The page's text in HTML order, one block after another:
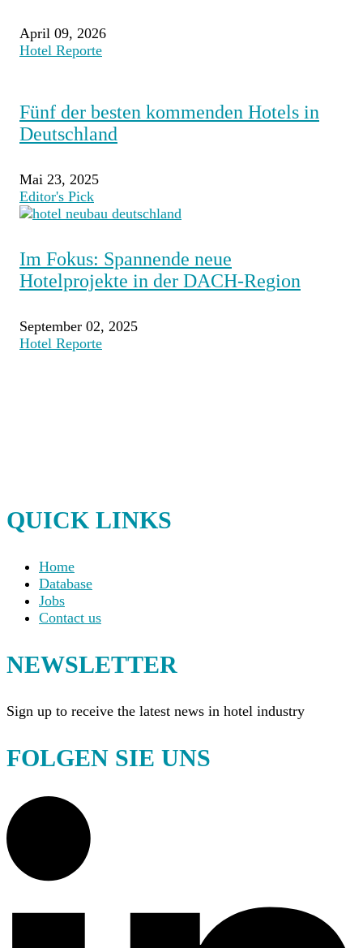
April 09, 2026
Hotel Reporte
Fünf der besten kommenden Hotels in
Deutschland
Mai 23, 2025
Editor's Pick
Im Fokus: Spannende neue
Hotelprojekte in der DACH-Region
September 02, 2025
Hotel Reporte
QUICK LINKS
Home
Database
Jobs
Contact us
NEWSLETTER
Sign up to receive the latest news in hotel industry
FOLGEN SIE UNS